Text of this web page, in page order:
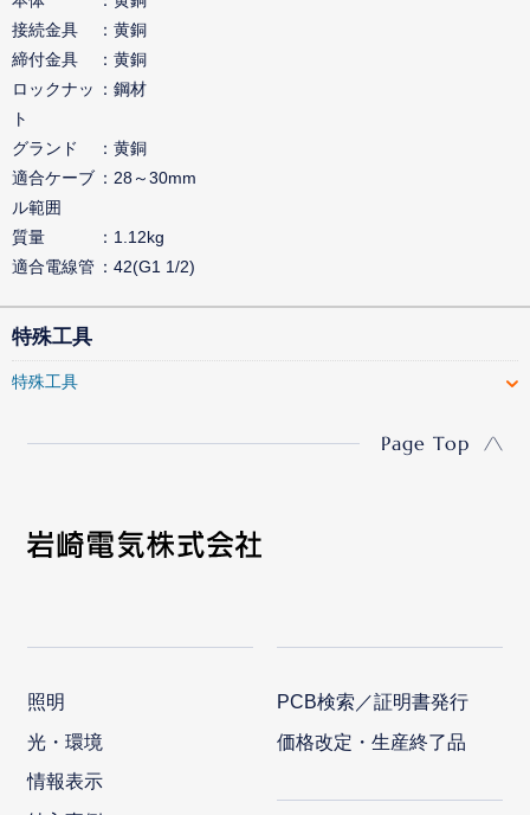
接続金具
黄銅
締付金具
黄銅
ロックナッ
ト
鋼材
グランド
黄銅
適合ケーブ
ル範囲
28～30mm
質量
1.12kg
適合電線管
42(G1 1/2)
特殊工具
特殊工具
Page Top
照明
光・環境
情報表示
PCB検索／証明書発行
価格改定・生産終了品